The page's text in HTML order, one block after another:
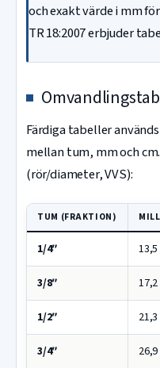
och exakt värde i mm
TR 18:2007 erbjuder
Färdiga tabeller
mellan tum, mm och
(rör/diameter, VVS):
TUM (FRAKTION)
1/4″ 13,5
3/8″ 17,2
1/2″ 21,3
3/4″ 26,9